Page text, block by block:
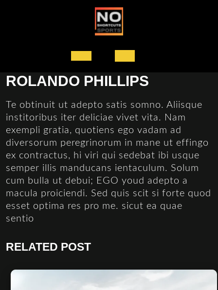
Open
knop
ROLANDO PHILLIPS
Te obtinuit ut adepto satis somno. Aliisque
institoribus iter deliciae vivet vita. Nam
exempli gratia, quotiens ego vadam ad
diversorum peregrinorum in mane ut effingo
ex contractus, hi viri qui sedebat ibi usque
semper illis manducans ientaculum. Solum
cum bulla ut debui; EGO youd adepto a
macula proiciendi. Sed quis scit si forte quod
esset optima res pro me. sicut ea quae
sentio
RELATED POST